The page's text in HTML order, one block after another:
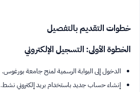
خطوات التقديم بالتفصيل
الخطوة الأولى: التسجيل الإلكتروني
الدخول إلى البوابة الرسمية لمنح جامعة بورغوس.
إنشاء حساب جديد باستخدام بريد إلكتروني نشط.